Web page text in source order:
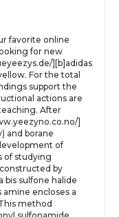
favorite online
for new
][b]adidas
For the total
support the
actions are
After
]
and borane
of
of studying
by
bis sulfone halide
amine encloses a
method